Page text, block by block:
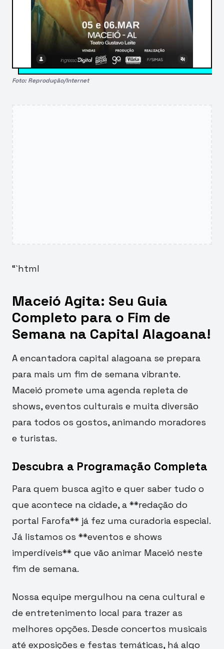
Foto: Reprodução/Internet
“`html
Maceió Agita: Seu Guia
Completo para o Fim de
Semana na Capital Alagoana!
A encantadora capital alagoana se prepara
para mais um fim de semana vibrante.
Maceió promete uma agenda repleta de
shows, eventos culturais e muita diversão
para todos os gostos, animando moradores
e turistas.
Descubra a Programação Completa
Para quem busca agito e quer saber tudo o
que acontece na cidade, a **redação do
portal Farofa** já fez uma curadoria especial.
Já listamos os **eventos e shows
imperdíveis** que vão animar Maceió neste
fim de semana.
Nossa equipe mergulhou na cena cultural e
de entretenimento local para trazer as
melhores opções. Desde concertos musicais
até exposições e festas temáticas, há algo